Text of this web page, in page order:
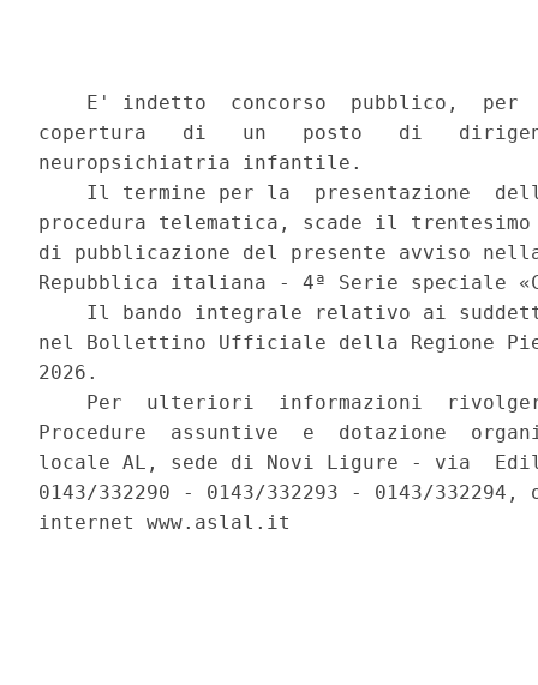
E' indetto  concorso  pubblico,  per
copertura   di   un   posto   di
neuropsichiatria infantile.
Il termine per la  presentazione
procedura telematica, scade il
di pubblicazione del presente avviso
Repubblica italiana - 4ª Serie speciale
Il bando integrale relativo ai
nel Bollettino Ufficiale della Regione
2026.
Per  ulteriori  informazioni
Procedure  assuntive  e  dotazione
locale AL, sede di Novi Ligure - via
0143/332290 - 0143/332293 - 0143/
internet www.aslal.it